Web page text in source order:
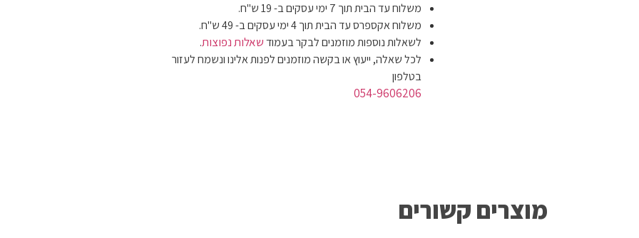
משלוח עד הבית תוך 7 ימי עסקים ב- 19 ש"ח.
משלוח אקספרס עד הבית תוך 4 ימי עסקים ב- 49 ש"ח.
לשאלות נוספות מוזמנים לבקר בעמודשאלות נפוצות.
לכל שאלה, ייעוץ או בקשה מוזמנים לפנות אלינו ונשמח לעזור
בטלפון
054-9606206
מוצרים קשורים